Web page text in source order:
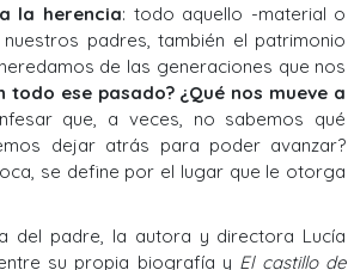
la herencia: todo aquello -material o
padres, también el patrimonio
de las generaciones que nos
todo ese pasado? ¿Qué nos mueve a
que, a veces, no sabemos qué
dejar atrás para poder avanzar?
se define por el lugar que le otorga
del padre, la autora y directora Lucía
su propia biografía y El castillo de